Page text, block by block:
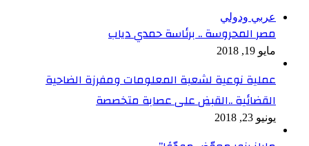
عربي ودولي
مصر المحروسة .. برئاسة حمدي دياب
مايو 19, 2018
عملية نوعية لشعبة المعلومات ومفرزة الضاحية
القضائية ..القبض على عصابة متخصصة
يونيو 23, 2018